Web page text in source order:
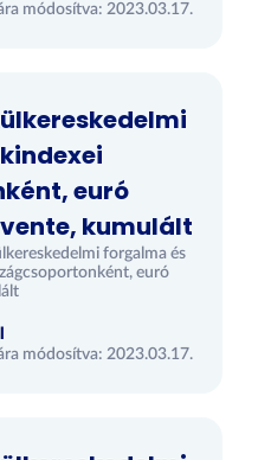
módosítva: 2023.03.17.
euró
kumulált
forgalma és
euró
módosítva: 2023.03.17.